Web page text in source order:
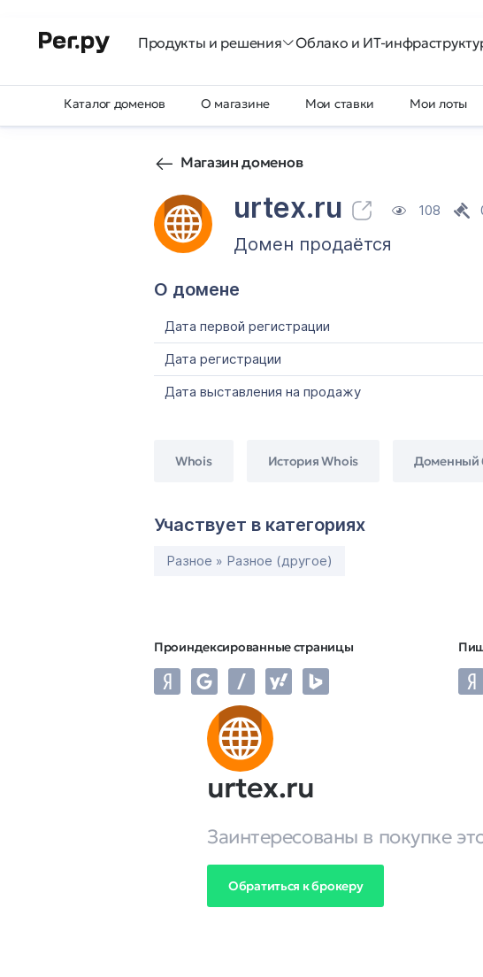
Продукты и решения Облако и ИТ-
Каталог доменов О магазине Мои ставки Мои лоты
Магазин доменов
urtex.ru 108
Домен продаётся
О домене
Дата первой регистрации
Дата регистрации
Дата выставления на продажу
Whois История Whois Доменный
Участвует в категориях
Разное » Разное (другое)
Проиндексированные страницы
urtex.ru
Заинтересованы в покупке
Обратиться к брокеру